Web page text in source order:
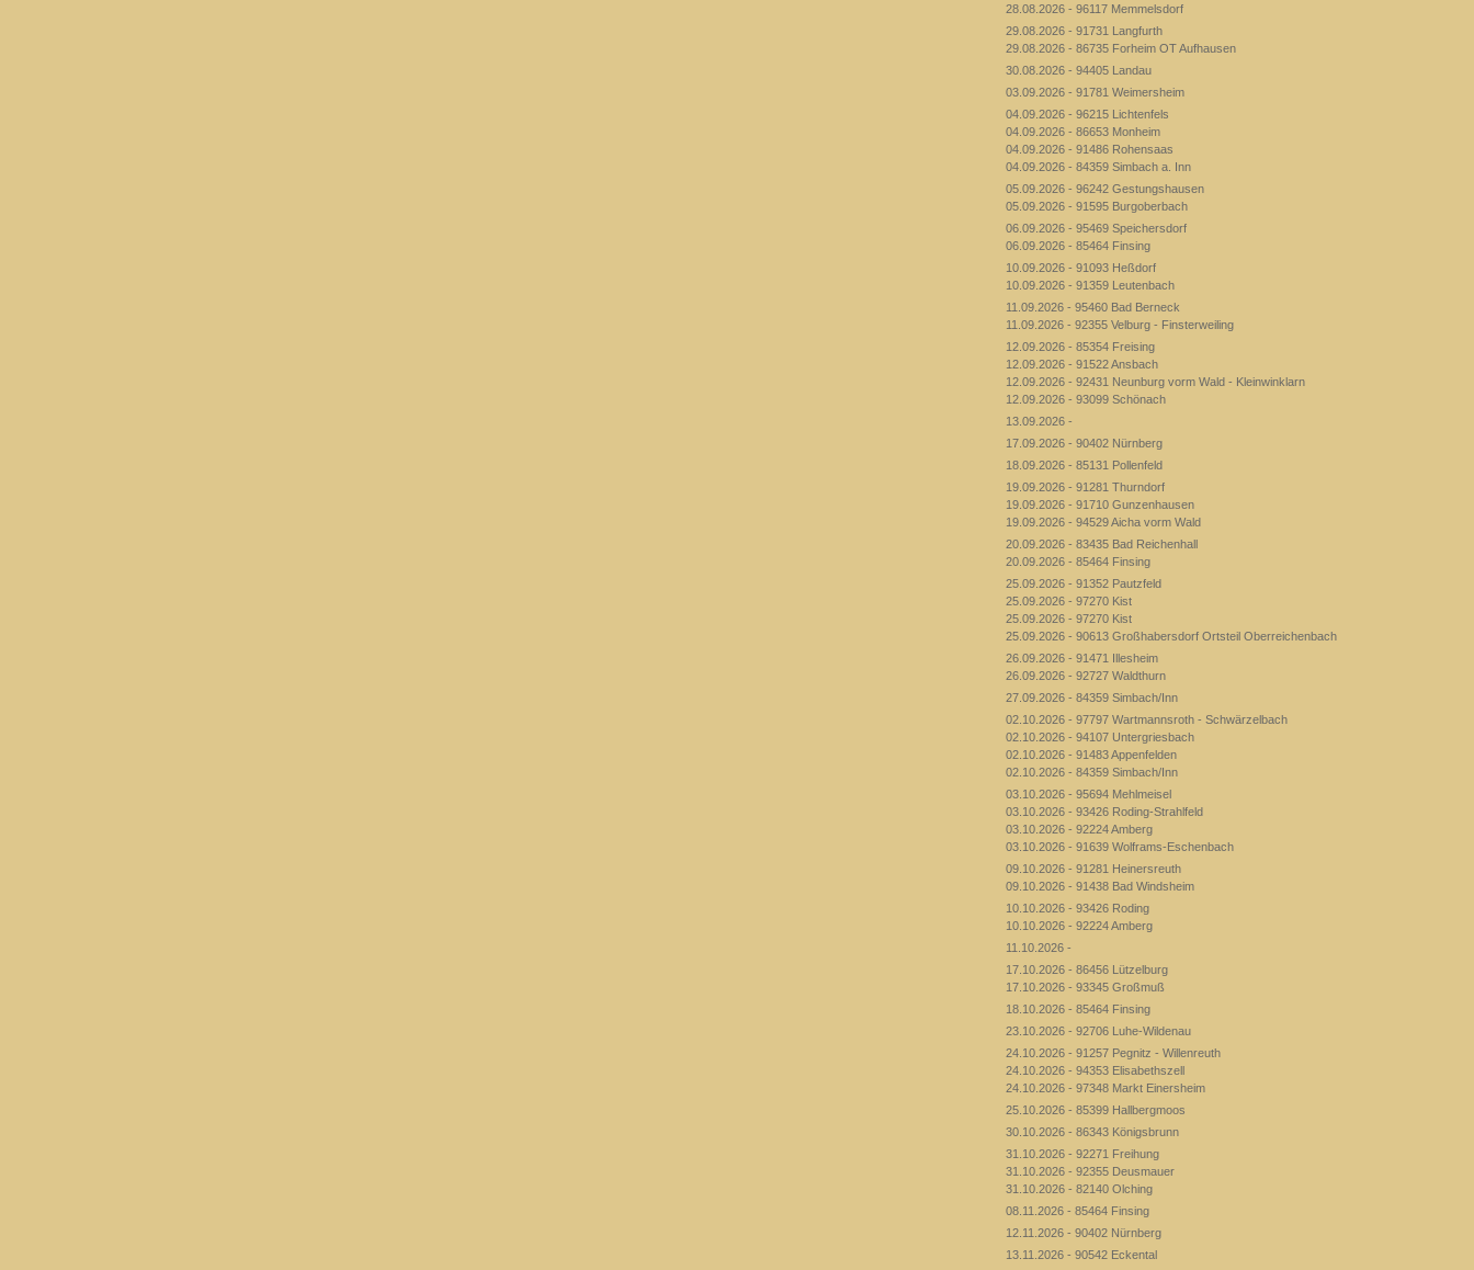
28.08.2026 - 96117 Memmelsdorf
29.08.2026 - 91731 Langfurth
29.08.2026 - 86735 Forheim OT Aufhausen
30.08.2026 - 94405 Landau
03.09.2026 - 91781 Weimersheim
04.09.2026 - 96215 Lichtenfels
04.09.2026 - 86653 Monheim
04.09.2026 - 91486 Rohensaas
04.09.2026 - 84359 Simbach a. Inn
05.09.2026 - 96242 Gestungshausen
05.09.2026 - 91595 Burgoberbach
06.09.2026 - 95469 Speichersdorf
06.09.2026 - 85464 Finsing
10.09.2026 - 91093 Heßdorf
10.09.2026 - 91359 Leutenbach
11.09.2026 - 95460 Bad Berneck
11.09.2026 - 92355 Velburg - Finsterweiling
12.09.2026 - 85354 Freising
12.09.2026 - 91522 Ansbach
12.09.2026 - 92431 Neunburg vorm Wald - Kleinwinklarn
12.09.2026 - 93099 Schönach
13.09.2026 -
17.09.2026 - 90402 Nürnberg
18.09.2026 - 85131 Pollenfeld
19.09.2026 - 91281 Thurndorf
19.09.2026 - 91710 Gunzenhausen
19.09.2026 - 94529 Aicha vorm Wald
20.09.2026 - 83435 Bad Reichenhall
20.09.2026 - 85464 Finsing
25.09.2026 - 91352 Pautzfeld
25.09.2026 - 97270 Kist
25.09.2026 - 97270 Kist
25.09.2026 - 90613 Großhabersdorf Ortsteil Oberreichenbach
26.09.2026 - 91471 Illesheim
26.09.2026 - 92727 Waldthurn
27.09.2026 - 84359 Simbach/Inn
02.10.2026 - 97797 Wartmannsroth - Schwärzelbach
02.10.2026 - 94107 Untergriesbach
02.10.2026 - 91483 Appenfelden
02.10.2026 - 84359 Simbach/Inn
03.10.2026 - 95694 Mehlmeisel
03.10.2026 - 93426 Roding-Strahlfeld
03.10.2026 - 92224 Amberg
03.10.2026 - 91639 Wolframs-Eschenbach
09.10.2026 - 91281 Heinersreuth
09.10.2026 - 91438 Bad Windsheim
10.10.2026 - 93426 Roding
10.10.2026 - 92224 Amberg
11.10.2026 -
17.10.2026 - 86456 Lützelburg
17.10.2026 - 93345 Großmuß
18.10.2026 - 85464 Finsing
23.10.2026 - 92706 Luhe-Wildenau
24.10.2026 - 91257 Pegnitz - Willenreuth
24.10.2026 - 94353 Elisabethszell
24.10.2026 - 97348 Markt Einersheim
25.10.2026 - 85399 Hallbergmoos
30.10.2026 - 86343 Königsbrunn
31.10.2026 - 92271 Freihung
31.10.2026 - 92355 Deusmauer
31.10.2026 - 82140 Olching
08.11.2026 - 85464 Finsing
12.11.2026 - 90402 Nürnberg
13.11.2026 - 90542 Eckental